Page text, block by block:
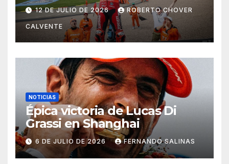
12 DE JULIO DE 2026 ROBERTO CHOVER
CALVENTE
NOTICIAS
Épica victoria de Lucas Di
Grassi en Shanghai
6 DE JULIO DE 2026 FERNANDO SALINAS